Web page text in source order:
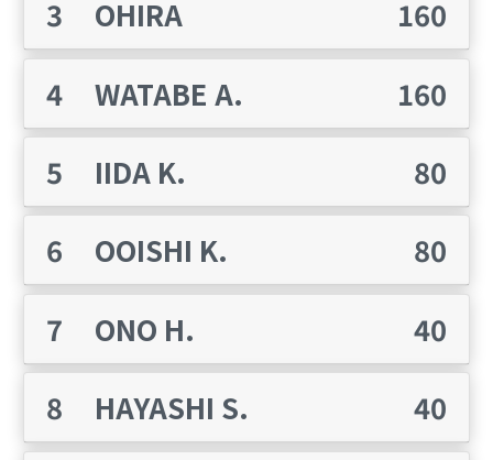
SEASON 1
- 12月
完了
3
OHIRA
160
4
WATABE A.
160
5
IIDA K.
80
6
OOISHI K.
80
7
ONO H.
40
8
HAYASHI S.
40